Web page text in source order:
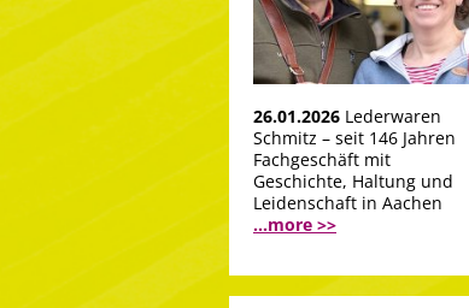
26.01.2026 Lederwaren
Schmitz – seit 146 Jahren
Fachgeschäft mit
Geschichte, Haltung und
Leidenschaft in Aachen
...more >>